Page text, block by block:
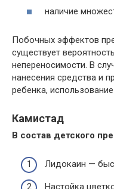
наличие
Побочных эффектов
существует
непереносимости. В
нанесения средства и
ребенка,
Камистад
В состав детского
Лидокаин —
Настойка